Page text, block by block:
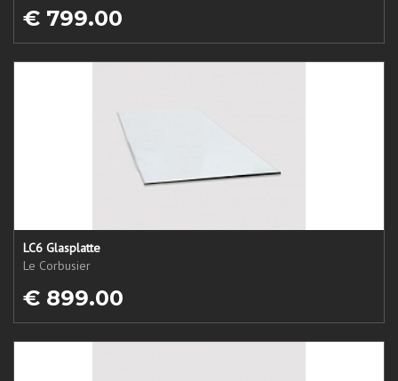
€ 799.00
LC6 Glasplatte
Le Corbusier
€ 899.00